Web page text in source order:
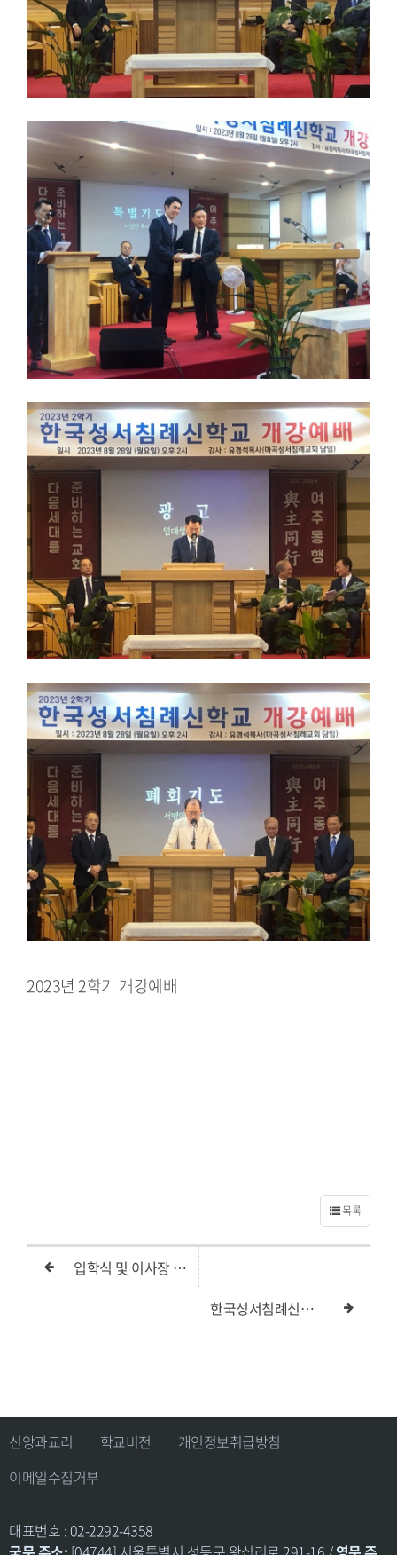
2023년 2학기 개강예배
목록
입학식 및 이사장 학장 이취임예배
한국성서침례신학교 2학기 개강예배
신앙과교리 학교비전
개인정보취급방침
이메일수집거부
대표번호 : 02-2292-4358